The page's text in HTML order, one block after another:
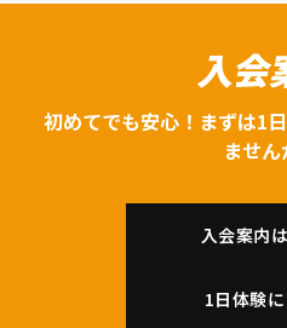
入会
初めてでも安心！まずは1
ません
入会案内
1日体験